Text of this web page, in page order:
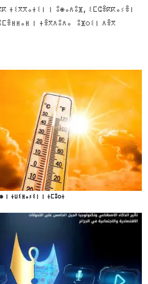
ⵜⵉⴳⴳⴰⵜⵉⵏ ⵏ ⵓⵙⴰⴷⵓⴼ, ⵉⵎⵛⴻⴽⴽⴰⵢⴻⵏ
ⵏ ⵜⴻⴳⴷⵓⴷⴰ ⵓⴼⵔⵉⵏ ⴷⴻⴳ
ⵏ ⵜⵡⵉⵍⴰⵢⵉⵏ ⵏ ⵜⵎⵓⵔⵜ